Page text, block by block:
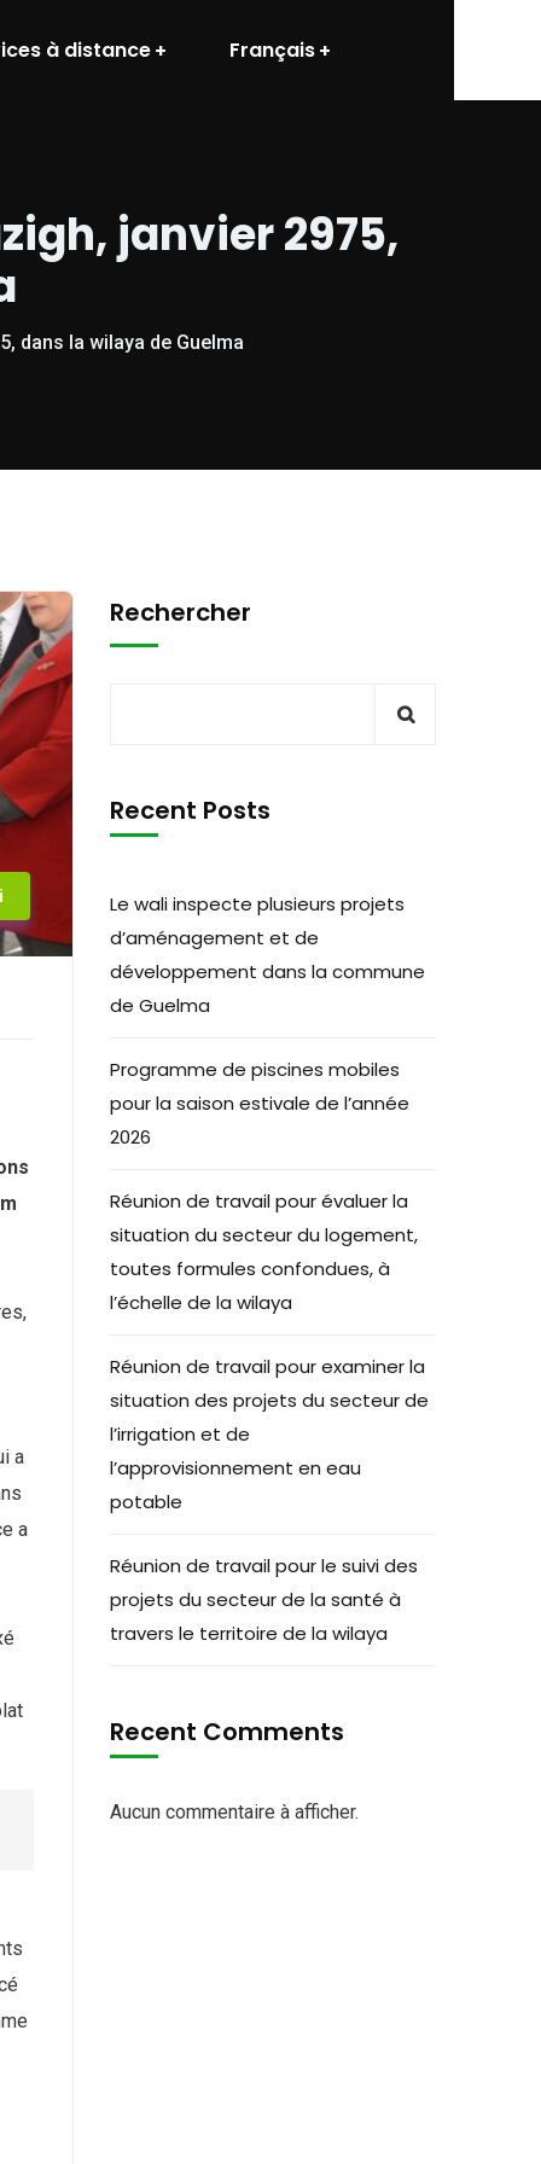
à distance Français
janvier 2975,
dans la wilaya de Guelma
a
a
Rechercher
Recent Posts
Le wali inspecte plusieurs projets
d’aménagement et de
développement dans la commune
de Guelma
Programme de piscines mobiles
pour la saison estivale de l’année
2026
Réunion de travail pour évaluer la
situation du secteur du logement,
toutes formules confondues, à
l’échelle de la wilaya
Réunion de travail pour examiner la
situation des projets du secteur de
l’irrigation et de
l’approvisionnement en eau
potable
Réunion de travail pour le suivi des
projets du secteur de la santé à
travers le territoire de la wilaya
Recent Comments
Aucun commentaire à afficher.